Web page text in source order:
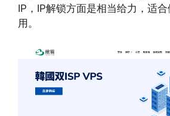
IP，IP解锁方面是相当给力，适
用。